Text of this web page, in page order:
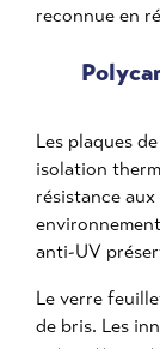
reconnue en
Les plaques
isolation
résistance
anti-UV
Le verre
de bris. Les